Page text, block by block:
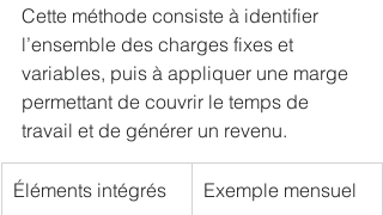
Cette méthode consiste à identifier
l’ensemble des charges fixes et
variables, puis à appliquer une marge
permettant de couvrir le temps de
travail et de générer un revenu.
Éléments intégrés Exemple mensuel